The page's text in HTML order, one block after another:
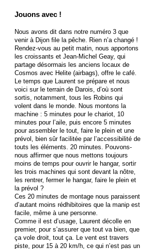
Jouons avec !
Nous avons dit dans notre numéro 3 que
venir à Dijon file la pêche. Rien n’a changé !
Rendez-vous au petit matin, nous apportons
les croissants et Jean-Michel Geay, qui
partage désormais les anciens locaux de
Cosmos avec Helite (airbags), offre le café.
Le temps que Laurent se prépare et nous
voici sur le terrain de Darois, d’où sont
sortis, notamment, tous les Robins qui
volent dans le monde. Nous montons la
machine : 5 minutes pour le chariot, 10
minutes pour l’aile, puis encore 5 minutes
pour assembler le tout, faire le plein et une
prévol, bien sûr facilitée par l’accessibilité de
touts les éléments. 20 minutes. Pouvons-
nous affirmer que nous mettons toujours
moins de temps pour ouvrir le hangar, sortir
les trois machines qui sont devant la nôtre,
les rentrer, fermer le hangar, faire le plein et
la prévol ?
Ces 20 minutes de montage nous paraissent
d’autant moins rédhibitoires que la manip est
facile, même à une personne.
Comme il est d’usage, Laurent décolle en
premier, pour s’assurer que tout va bien, que
ça vole droit, tout ça. Le vent est travers
piste, pour 15 à 20 km/h, ce qui n’est pas un